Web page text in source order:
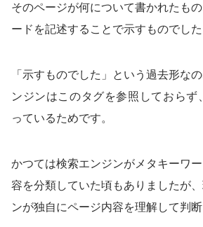
そのページが何について書かれたも
ードを記述することで示すものでした
「示すものでした」という過去形な
ンジンはこのタグを参照しておらず
っているためです。
かつては検索エンジンがメタキーワ
容を分類していた頃もありましたが
ンが独自にページ内容を理解して判断